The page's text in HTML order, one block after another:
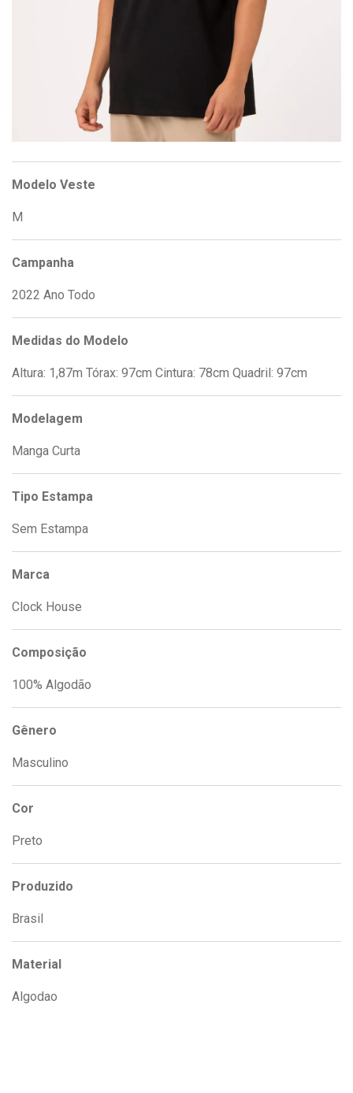
Modelo Veste
M
Campanha
2022 Ano Todo
Medidas do Modelo
Altura: 1,87m Tórax: 97cm Cintura: 78cm Quadril: 97cm
Modelagem
Manga Curta
Tipo Estampa
Sem Estampa
Marca
Clock House
Composição
100% Algodão
Gênero
Masculino
Cor
Preto
Produzido
Brasil
Material
Algodao